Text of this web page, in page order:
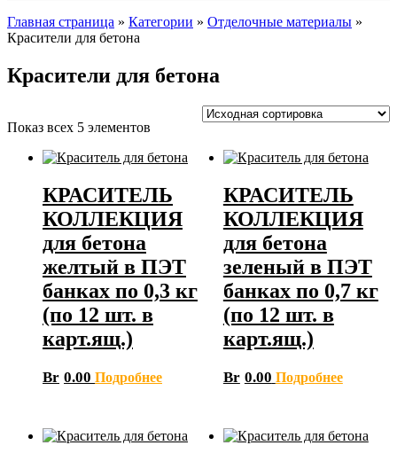
Главная страница » Категории » Отделочные материалы »
Красители для бетона
Красители для бетона
Показ всех 5 элементов
КРАСИТЕЛЬ
КОЛЛЕКЦИЯ
для бетона
желтый в ПЭТ
банках по 0,3 кг
(по 12 шт. в
карт.ящ.)
Br 0.00 Подробнее
КРАСИТЕЛЬ
КОЛЛЕКЦИЯ
для бетона
зеленый в ПЭТ
банках по 0,7 кг
(по 12 шт. в
карт.ящ.)
Br 0.00 Подробнее